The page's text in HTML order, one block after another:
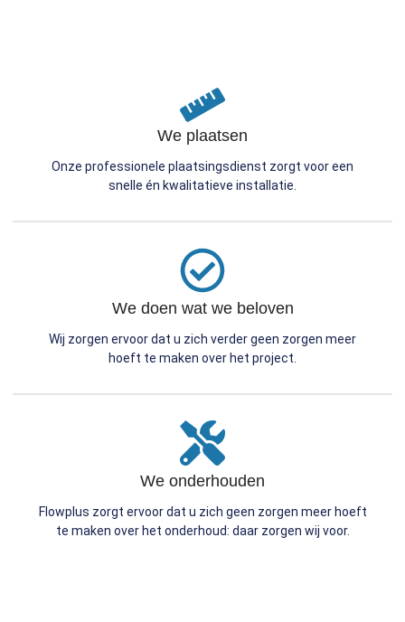
We plaatsen
Onze professionele plaatsingsdienst zorgt voor een
snelle én kwalitatieve installatie.
We doen wat we beloven
Wij zorgen ervoor dat u zich verder geen zorgen meer
hoeft te maken over het project.
We onderhouden
Flowplus zorgt ervoor dat u zich geen zorgen meer hoeft
te maken over het onderhoud: daar zorgen wij voor.